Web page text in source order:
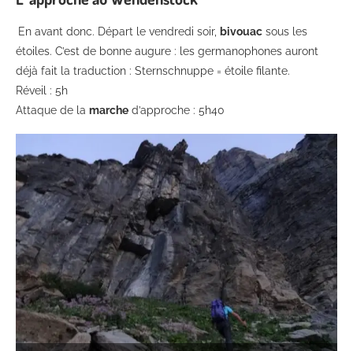
En avant donc. Départ le vendredi soir, bivouac sous les
étoiles. C’est de bonne augure : les germanophones auront
déjà fait la traduction : Sternschnuppe = étoile filante.
Réveil : 5h
Attaque de la marche d’approche : 5h40